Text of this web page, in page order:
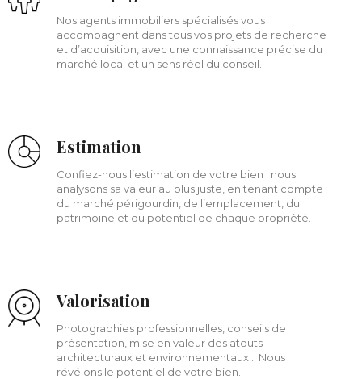
Nos agents immobiliers spécialisés vous
accompagnent dans tous vos projets de recherche
et d’acquisition, avec une connaissance précise du
marché local et un sens réel du conseil.
Estimation
Confiez-nous l’estimation de votre bien : nous
analysons sa valeur au plus juste, en tenant compte
du marché périgourdin, de l’emplacement, du
patrimoine et du potentiel de chaque propriété.
Valorisation
Photographies professionnelles, conseils de
présentation, mise en valeur des atouts
architecturaux et environnementaux… Nous
révélons le potentiel de votre bien.